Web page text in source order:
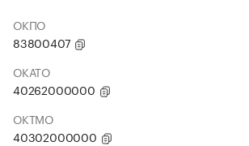
ОКПО
83800407
ОКАТО
40262000000
ОКТМО
40302000000